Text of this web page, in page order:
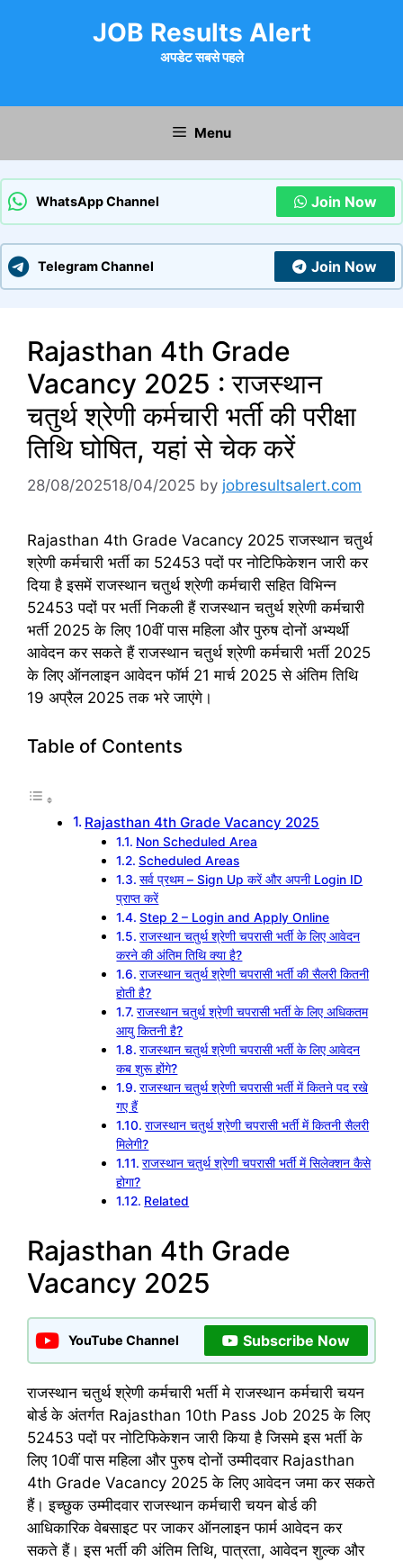
JOB Results Alert
अपडेट सबसे पहले
Menu
WhatsApp Channel Join Now
Telegram Channel Join Now
Rajasthan 4th Grade
Vacancy 2025 : राजस्थान
चतुर्थ श्रेणी कर्मचारी भर्ती की परीक्षा
तिथि घोषित, यहां से चेक करें
28/08/202518/04/2025 by jobresultsalert.com
Rajasthan 4th Grade Vacancy 2025 राजस्थान चतुर्थ
श्रेणी कर्मचारी भर्ती का 52453 पदों पर नोटिफिकेशन जारी कर
दिया है इसमें राजस्थान चतुर्थ श्रेणी कर्मचारी सहित विभिन्न
52453 पदों पर भर्ती निकली हैं राजस्थान चतुर्थ श्रेणी कर्मचारी
भर्ती 2025 के लिए 10वीं पास महिला और पुरुष दोनों अभ्यर्थी
आवेदन कर सकते हैं राजस्थान चतुर्थ श्रेणी कर्मचारी भर्ती 2025
के लिए ऑनलाइन आवेदन फॉर्म 21 मार्च 2025 से अंतिम तिथि
19 अप्रैल 2025 तक भरे जाएंगे।
Table of Contents
Rajasthan 4th Grade Vacancy 2025
Non Scheduled Area
Scheduled Areas
सर्व प्रथम – Sign Up करें और अपनी Login ID
प्राप्त करें
Step 2 – Login and Apply Online
राजस्थान चतुर्थ श्रेणी चपरासी भर्ती के लिए आवेदन
करने की अंतिम तिथि क्या है?
राजस्थान चतुर्थ श्रेणी चपरासी भर्ती की सैलरी कितनी
होती है?
राजस्थान चतुर्थ श्रेणी चपरासी भर्ती के लिए अधिकतम
आयु कितनी है?
राजस्थान चतुर्थ श्रेणी चपरासी भर्ती के लिए आवेदन
कब शुरू होंगे?
राजस्थान चतुर्थ श्रेणी चपरासी भर्ती में कितने पद रखे
गए हैं
राजस्थान चतुर्थ श्रेणी चपरासी भर्ती में कितनी सैलरी
मिलेगी?
राजस्थान चतुर्थ श्रेणी चपरासी भर्ती में सिलेक्शन कैसे
होगा?
Related
Rajasthan 4th Grade
Vacancy 2025
YouTube Channel Subscribe Now
राजस्थान चतुर्थ श्रेणी कर्मचारी भर्ती मे राजस्थान कर्मचारी चयन
बोर्ड के अंतर्गत Rajasthan 10th Pass Job 2025 के लिए
52453 पदों पर नोटिफिकेशन जारी किया है जिसमे इस भर्ती के
लिए 10वीं पास महिला और पुरुष दोनों उम्मीदवार Rajasthan
4th Grade Vacancy 2025 के लिए आवेदन जमा कर सकते
हैं। इच्छुक उम्मीदवार राजस्थान कर्मचारी चयन बोर्ड की
आधिकारिक वेबसाइट पर जाकर ऑनलाइन फार्म आवेदन कर
सकते हैं। इस भर्ती की अंतिम तिथि, पात्रता, आवेदन शुल्क और